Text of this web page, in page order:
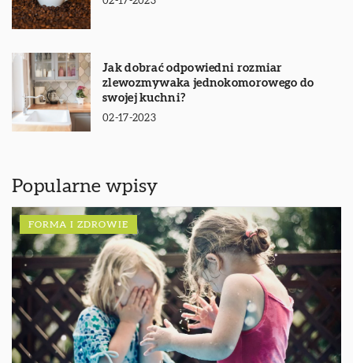
Jak dobrać odpowiedni rozmiar
zlewozmywaka jednokomorowego do
swojej kuchni?
02-17-2023
Popularne wpisy
FORMA I ZDROWIE